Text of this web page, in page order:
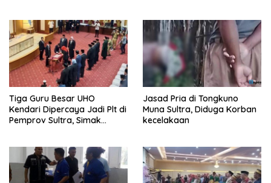
Tiga Guru Besar UHO
Kendari Dipercaya Jadi Plt di
Pemprov Sultra, Simak
Jasad Pria di Tongkuno
Muna Sultra, Diduga Korban
kecelakaan